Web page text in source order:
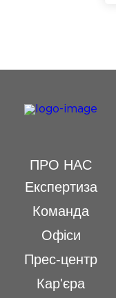
ПРО НАС
Експертиза
Команда
Офіси
Прес-центр
Кар'єра